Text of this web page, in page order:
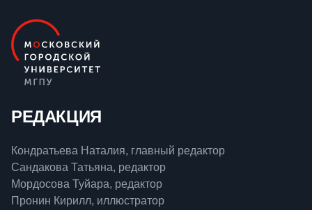
РЕДАКЦИЯ
Кондратьева Наталия, главный редактор
Сандакова Татьяна, редактор
Мордосова Туйара, редактор
Пронин Кирилл, иллюстратор